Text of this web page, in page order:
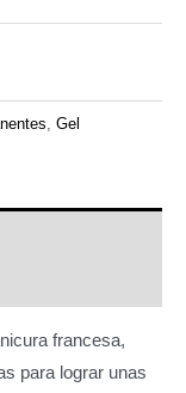
Gel
francesa,
para lograr unas